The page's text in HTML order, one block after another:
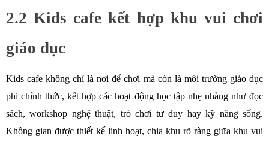
2.2 Kids cafe kết hợp khu vui chơi
giáo dục
Kids cafe không chỉ là nơi để chơi mà còn là môi trường giáo dục
phi chính thức, kết hợp các hoạt động học tập nhẹ nhàng như đọc
sách, workshop nghệ thuật, trò chơi tư duy hay kỹ năng sống.
Không gian được thiết kế linh hoạt, chia khu rõ ràng giữa khu vui